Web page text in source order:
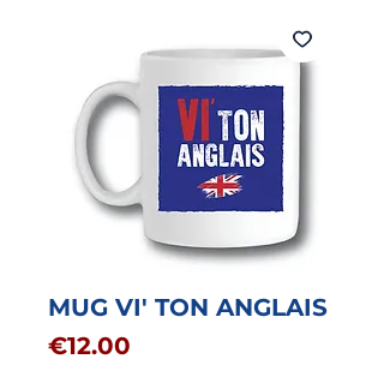
MUG VI' TON ANGLAIS
€12.00